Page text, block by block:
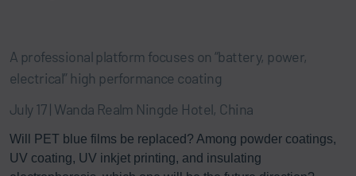
A professional platform focuses on “battery, power,
electrical” high performance coating
July 17 | Wanda Realm Ningde Hotel, China
Will PET blue films be replaced? Among powder coatings,
UV coating, UV inkjet printing, and insulating